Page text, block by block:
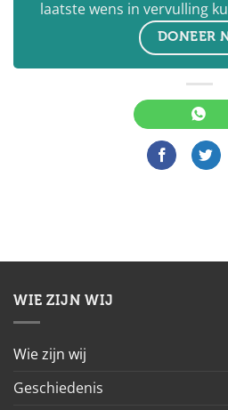
laatste wens in vervulling
DONEER
WIE ZIJN WIJ
Wie zijn wij
Geschiedenis